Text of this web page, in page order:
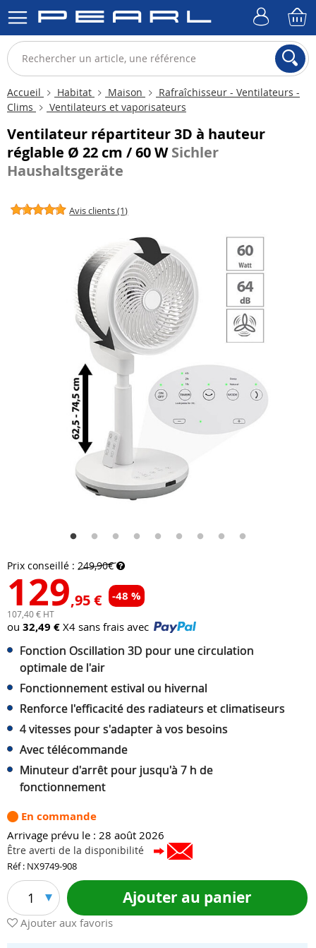
Accueil Habitat Maison
Rafraîchisseur - Ventilateurs -
Clims
Ventilateurs et vaporisateurs
Ventilateur répartiteur 3D à hauteur
réglable Ø 22 cm / 60 WSichler
Haushaltsgeräte
Avis clients (1)
Prix conseillé : 249,90€
129,95 € -48 %
107,40 € HT
ou 32,49 € X4 sans frais avec
Fonction Oscillation 3D pour une circulation
optimale de l'air
Fonctionnement estival ou hivernal
Renforce l'efficacité des radiateurs et climatiseurs
4 vitesses pour s'adapter à vos besoins
Avec télécommande
Minuteur d'arrêt pour jusqu'à 7 h de
fonctionnement
En commande
Arrivage prévu le : 28 août 2026
Être averti de la disponibilité
Réf : NX9749-908
1 Ajouter au panier
Ajouter aux favoris